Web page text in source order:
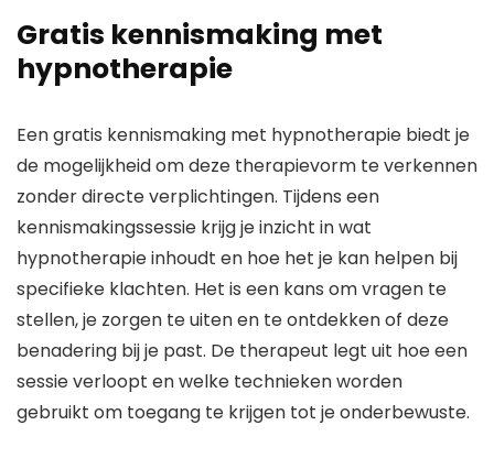
Gratis kennismaking met
hypnotherapie
Een gratis kennismaking met hypnotherapie biedt je
de mogelijkheid om deze therapievorm te verkennen
zonder directe verplichtingen. Tijdens een
kennismakingssessie krijg je inzicht in wat
hypnotherapie inhoudt en hoe het je kan helpen bij
specifieke klachten. Het is een kans om vragen te
stellen, je zorgen te uiten en te ontdekken of deze
benadering bij je past. De therapeut legt uit hoe een
sessie verloopt en welke technieken worden
gebruikt om toegang te krijgen tot je onderbewuste.